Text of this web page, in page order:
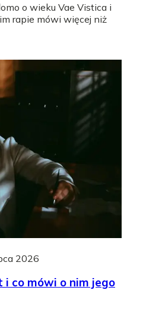
o wieku Vae Vistica i
rapie mówi więcej niż
2026
i co mówi o nim jego